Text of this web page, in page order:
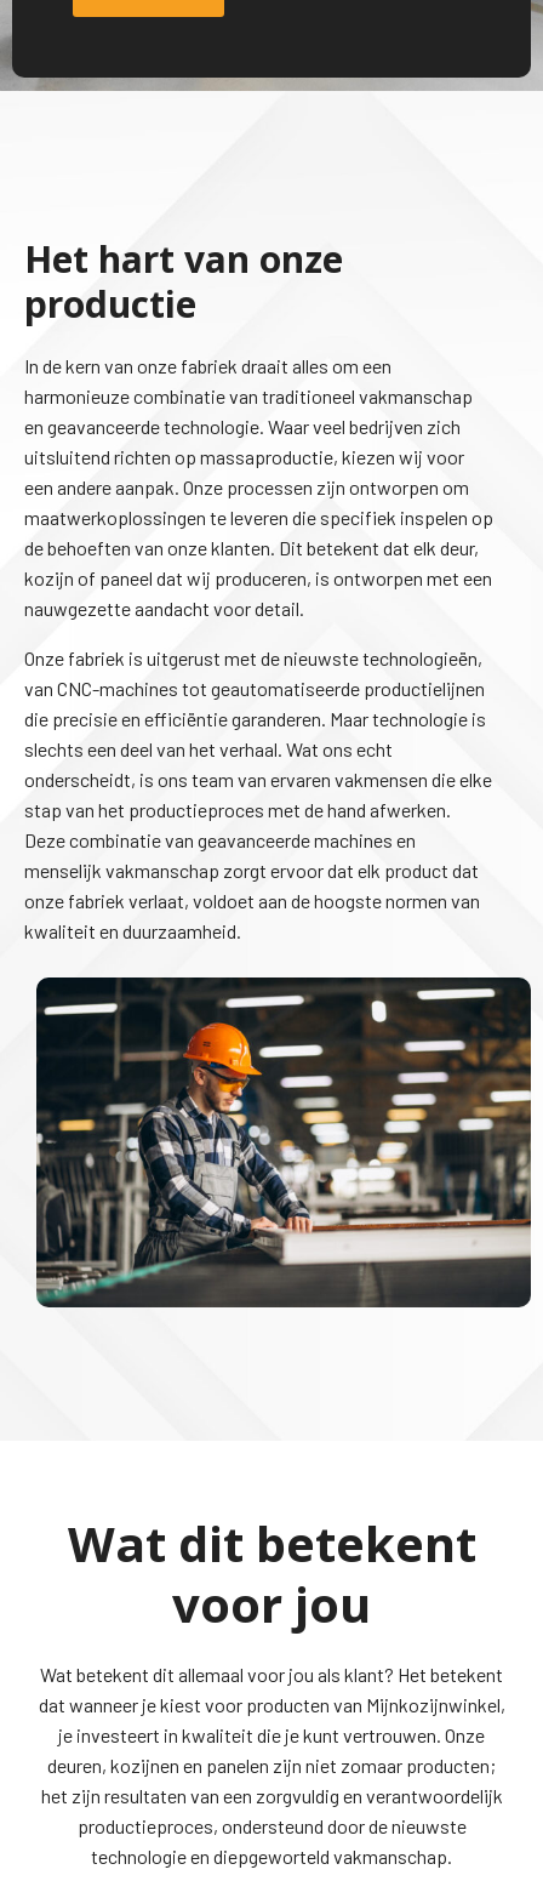
Het hart van onze
productie
In de kern van onze fabriek draait alles om een
harmonieuze combinatie van traditioneel vakmanschap
en geavanceerde technologie. Waar veel bedrijven zich
uitsluitend richten op massaproductie, kiezen wij voor
een andere aanpak. Onze processen zijn ontworpen om
maatwerkoplossingen te leveren die specifiek inspelen op
de behoeften van onze klanten. Dit betekent dat elk deur,
kozijn of paneel dat wij produceren, is ontworpen met een
nauwgezette aandacht voor detail.
Onze fabriek is uitgerust met de nieuwste technologieën,
van CNC-machines tot geautomatiseerde productielijnen
die precisie en efficiëntie garanderen. Maar technologie is
slechts een deel van het verhaal. Wat ons echt
onderscheidt, is ons team van ervaren vakmensen die elke
stap van het productieproces met de hand afwerken.
Deze combinatie van geavanceerde machines en
menselijk vakmanschap zorgt ervoor dat elk product dat
onze fabriek verlaat, voldoet aan de hoogste normen van
kwaliteit en duurzaamheid.
Wat dit betekent
voor jou
Wat betekent dit allemaal voor jou als klant? Het betekent
dat wanneer je kiest voor producten van Mijnkozijnwinkel,
je investeert in kwaliteit die je kunt vertrouwen. Onze
deuren, kozijnen en panelen zijn niet zomaar producten;
het zijn resultaten van een zorgvuldig en verantwoordelijk
productieproces, ondersteund door de nieuwste
technologie en diepgeworteld vakmanschap.